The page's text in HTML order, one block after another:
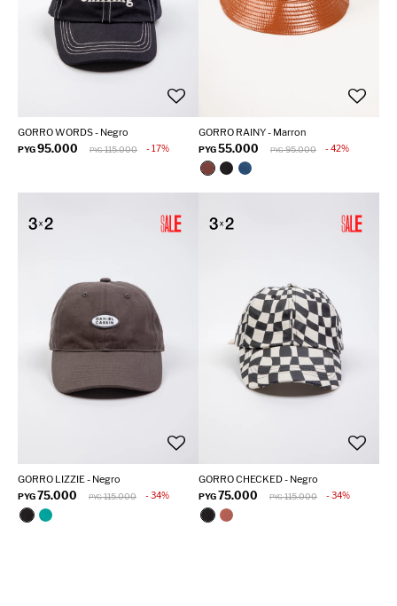
GORRO WORDS - Negro
PYG95.000 PYG 115.000 17
GORRO RAINY - Marron
PYG55.000 PYG 95.000 42
GORRO LIZZIE - Negro
PYG75.000 PYG 115.000 34
GORRO CHECKED - Negro
PYG75.000 PYG 115.000 34